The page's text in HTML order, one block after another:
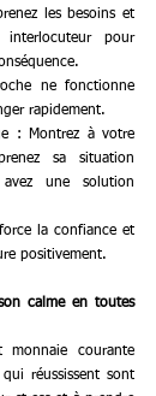
les besoins et
interlocuteur pour
ne fonctionne
rapidement.
: Montrez à votre
sa situation
une solution
la confiance et
positivement.
calme en toutes
monnaie courante
réussissent sont